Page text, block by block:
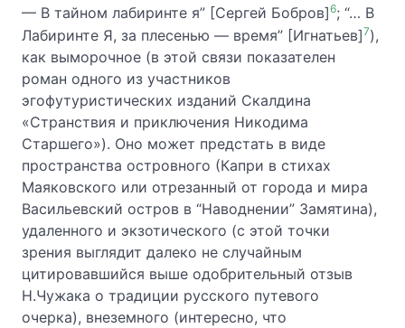
— В тайном лабиринте я” [Сергей Бобров]6; “… В
Лабиринте Я, за плесенью — время” [Игнатьев]7),
как выморочное (в этой связи показателен
роман одного из участников
эгофутуристических изданий Скалдина
«Странствия и приключения Никодима
Старшего»). Оно может предстать в виде
пространства островного (Капри в стихах
Маяковского или отрезанный от города и мира
Васильевский остров в “Наводнении” Замятина),
удаленного и экзотического (с этой точки
зрения выглядит далеко не случайным
цитировавшийся выше одобрительный отзыв
Н.Чужака о традиции русского путевого
очерка), внеземного (интересно, что